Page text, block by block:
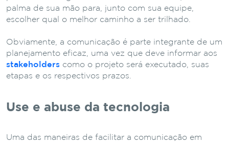
palma de sua mão para, junto com sua equipe,
escolher qual o melhor caminho a ser trilhado.
Obviamente, a comunicação é parte integrante de um
planejamento eficaz, uma vez que deve informar aos
stakeholders como o projeto será executado, suas
etapas e os respectivos prazos.
Use e abuse da tecnologia
Uma das maneiras de facilitar a comunicação em